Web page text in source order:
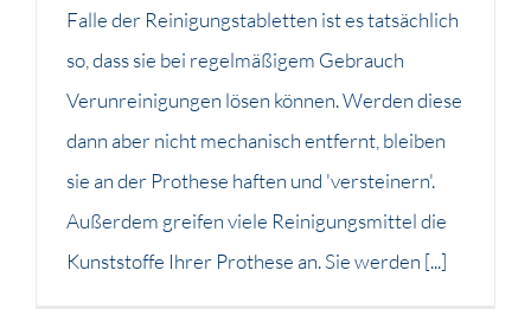
Falle der Reinigungstabletten ist es tatsächlich
so, dass sie bei regelmäßigem Gebrauch
Verunreinigungen lösen können. Werden diese
dann aber nicht mechanisch entfernt, bleiben
sie an der Prothese haften und 'versteinern'.
Außerdem greifen viele Reinigungsmittel die
Kunststoffe Ihrer Prothese an. Sie werden [...]